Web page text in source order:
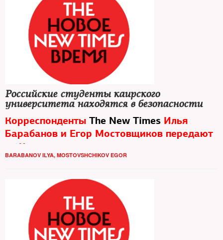
Российские студенты каирского
университета находятся в безопасности
Корреспонденты The New Times Илья
Барабанов и Егор Мостовщиков передают
из Каира
BARABANOV ILYA, MOSTOVSHCHIKOV EGOR